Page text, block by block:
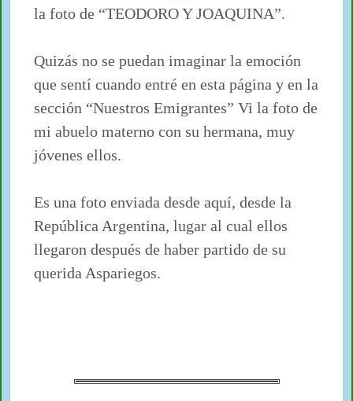
la foto de “TEODORO Y JOAQUINA”.
Quizás no se puedan imaginar la emoción
que sentí cuando entré en esta página y en la
sección “Nuestros Emigrantes” Vi la foto de
mi abuelo materno con su hermana, muy
jóvenes ellos.
Es una foto enviada desde aquí, desde la
República Argentina, lugar al cual ellos
llegaron después de haber partido de su
querida Aspariegos.